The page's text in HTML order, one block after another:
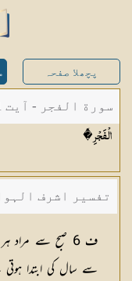
پچھلا صفحہ
سورة الفجر - آیت 1
�َالْفَجْرِ
تفسیر اشرف
ف 6 صبح سے
سے سال کی ابتدا